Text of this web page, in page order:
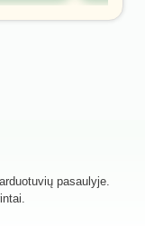
pasaulyje.